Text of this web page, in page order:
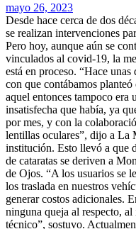
mayo 26, 2023
Desde hace cerca de dos
se realizan intervenciones
Pero hoy, aunque aún se
vinculados al covid-19, la
está en proceso. “Hace
con que contábamos
aquel entonces tampoco era
insatisfecha que había, ya
por mes, y con la
lentillas oculares”, dijo a La
institución. Esto llevó a que
de cataratas se deriven a
de Ojos. “A los usuarios se
los traslada en nuestros
generar costos adicionales.
ninguna queja al respecto,
técnico”, sostuvo.